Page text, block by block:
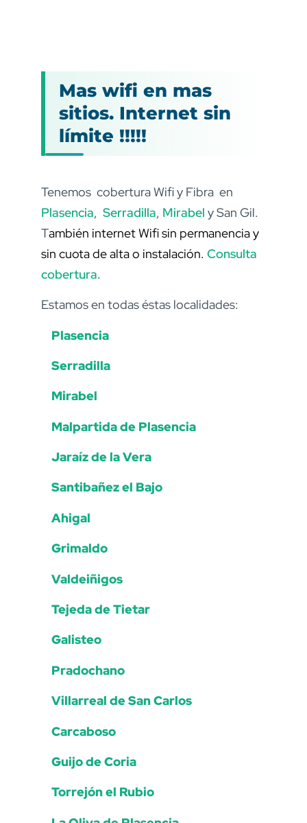
Mas wifi en mas
sitios. Internet sin
límite !!!!!
Tenemos cobertura Wifi y Fibra en
Plasencia, Serradilla, Mirabel y San Gil.
También internet Wifi sin permanencia y
sin cuota de alta o instalación. Consulta
cobertura.
Estamos en todas éstas localidades:
Plasencia
Serradilla
Mirabel
Malpartida de Plasencia
Jaraíz de la Vera
Santibañez el Bajo
Ahigal
Grimaldo
Valdeiñigos
Tejeda de Tietar
Galisteo
Pradochano
Villarreal de San Carlos
Carcaboso
Guijo de Coria
Torrejón el Rubio